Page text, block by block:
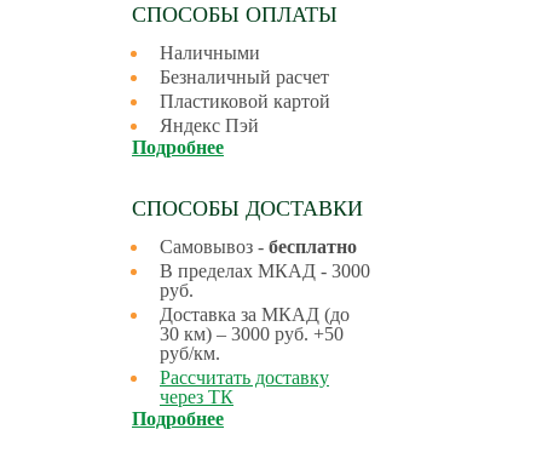
СПОСОБЫ ОПЛАТЫ
Наличными
Безналичный расчет
Пластиковой картой
Яндекс Пэй
Подробнее
СПОСОБЫ ДОСТАВКИ
Самовывоз - бесплатно
В пределах МКАД - 3000
руб.
Доставка за МКАД (до
30 км) – 3000 руб. +50
руб/км.
Рассчитать доставку
через ТК
Подробнее